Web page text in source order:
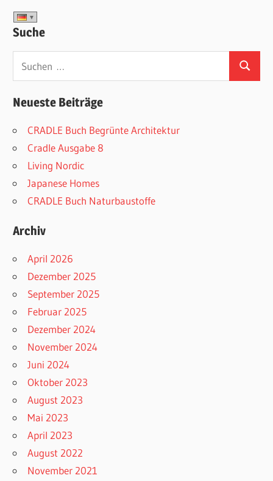
Suche
Suchen
Neueste Beiträge
CRADLE Buch Begrünte Architektur
Cradle Ausgabe 8
Living Nordic
Japanese Homes
CRADLE Buch Naturbaustoffe
Archiv
April 2026
Dezember 2025
September 2025
Februar 2025
Dezember 2024
November 2024
Juni 2024
Oktober 2023
August 2023
Mai 2023
April 2023
August 2022
November 2021